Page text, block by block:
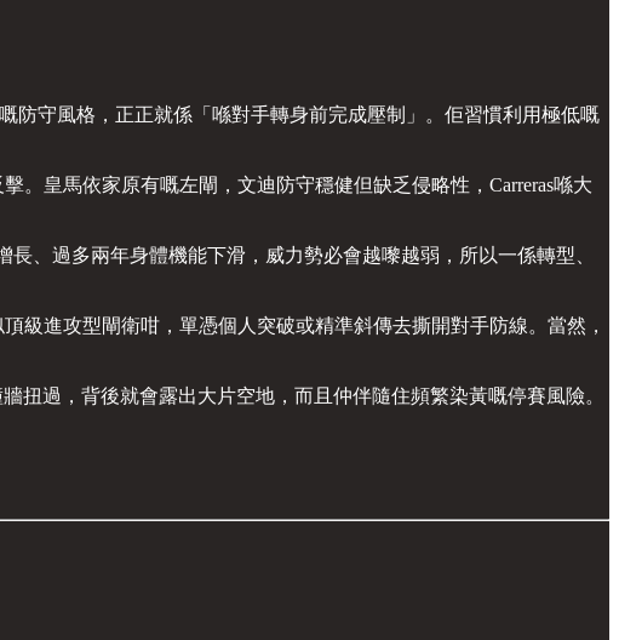
防守風格，正正就係「喺對手轉身前完成壓制」。佢習慣利用極低嘅
。皇馬依家原有嘅左閘，文迪防守穩健但缺乏侵略性，Carreras喺大
、過多兩年身體機能下滑，威力勢必會越嚟越弱，所以一係轉型、
級進攻型閘衛咁，單憑個人突破或精準斜傳去撕開對手防線。當然，
扭過，背後就會露出大片空地，而且仲伴隨住頻繁染黃嘅停賽風險。